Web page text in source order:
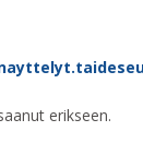
erikseen.